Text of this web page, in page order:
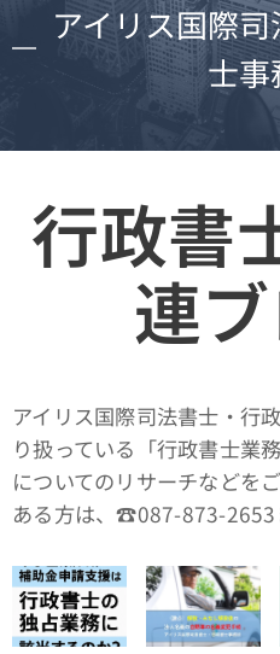
アイリス国際
士事
行政書
連
アイリス国際司法書士・行
り扱っている「行政書士業
についてのリサーチなどを
ある方は、☎087-873-2653